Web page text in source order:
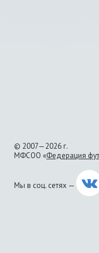
© 2007—2026 г.
МФСОО «Федерация
Мы в соц. сетях —